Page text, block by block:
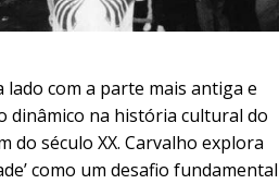
lado com a parte mais antiga e
dinâmico na história cultural do
do século XX. Carvalho explora
como um desafio fundamental